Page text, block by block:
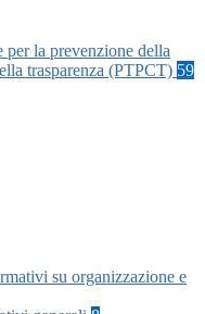
per la prevenzione della
trasparenza (PTPCT) 59
su organizzazione e